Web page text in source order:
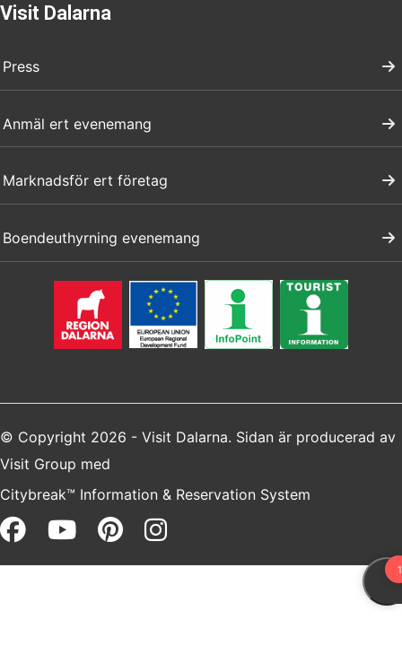
Visit Dalarna
Press
Anmäl ert evenemang
Marknadsför ert företag
Boendeuthyrning evenemang
© Copyright 2026 - Visit Dalarna. Sidan är producerad av
Visit Group med
Citybreak™ Information & Reservation System
Facebook (opens in a new
Youtube (opens in a new
Pinterest (opens in a
Instagram (opens